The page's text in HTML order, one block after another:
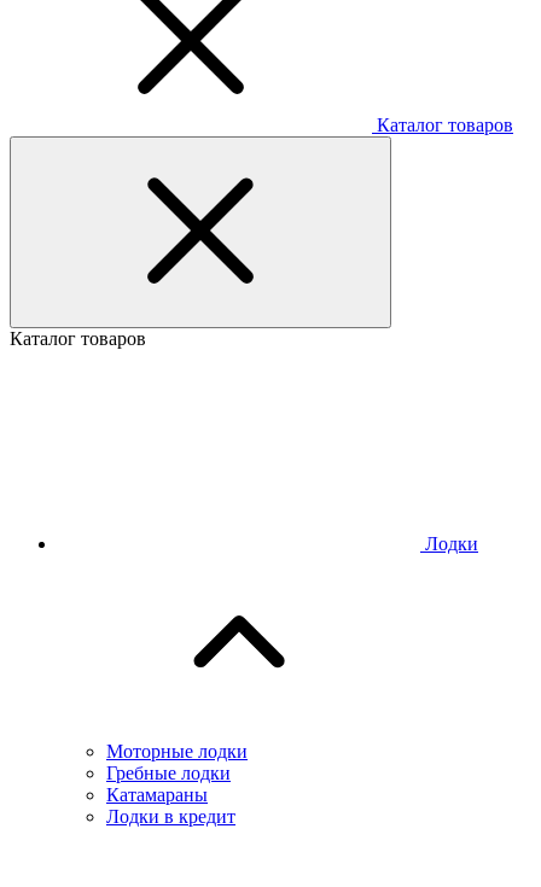
Каталог товаров
Каталог товаров
Лодки
Моторные лодки
Гребные лодки
Катамараны
Лодки в кредит